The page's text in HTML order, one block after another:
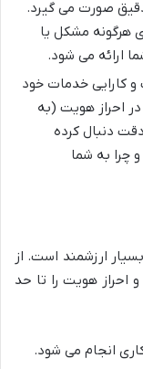
صورت می گیرد.
برای هرگونه مشکل یا
ارائه می شود.
و کارایی خدمات خود
احراز هویت (به
دنبال کرده
چرا به شما
بسیار ارزشمند است. از
احراز هویت را تا حد